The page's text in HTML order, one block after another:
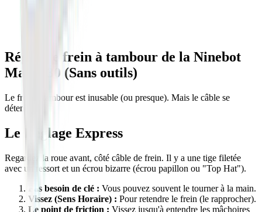
Régler le frein à tambour de la Ninebot
Max G30 (Sans outils)
Le frein à tambour est inusable (ou presque). Mais le câble se
détend.
Le Réglage Express
Regardez la roue avant, côté câble de frein. Il y a une tige filetée
avec un ressort et un écrou bizarre (écrou papillon ou "Top Hat").
Pas besoin de clé : Vous pouvez souvent le tourner à la main.
Vissez (Sens Horaire) : Pour retendre le frein (le rapprocher).
Le point de friction : Vissez jusqu'à entendre les mâchoires